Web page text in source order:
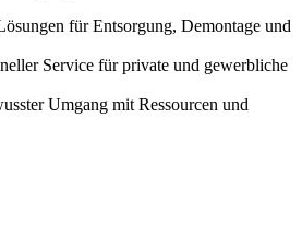
für Entsorgung, Demontage und
Service für private und gewerbliche
Umgang mit Ressourcen und